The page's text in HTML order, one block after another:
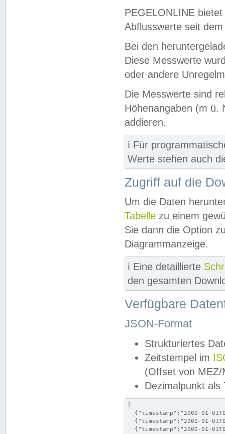
PEGELONLINE
Abflusswerte seit
Bei den
Diese Messwerte
oder andere
Die Messwerte sind
Höhenangaben (m ü.
addieren.
ℹ️ Für
Werte stehen auch
Zugriff auf die
Um die Daten
Tabelle zu einem
Sie dann die Option
Diagrammanzeige.
ℹ️ Eine detaillierte
den gesamten
Verfügbare
JSON-Format
Strukturiertes
Zeitstempel im
(Offset von MEZ/
Dezimalpunkt als
[
{"timestamp":"2000-01-
{"timestamp":"2000-01-
{"timestamp":"2000-01-